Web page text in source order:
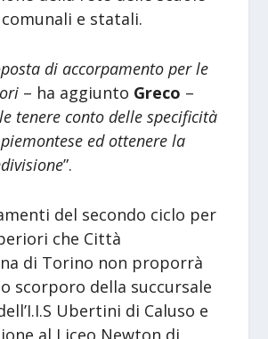
comunali e statali.
di accorpamento per le
– ha aggiunto Greco –
tenere conto delle specificità
ed ottenere la
”.
del secondo ciclo per
che Città
di Torino non proporrà
scorporo della succursale
Ubertini di Caluso e
al Liceo Newton di